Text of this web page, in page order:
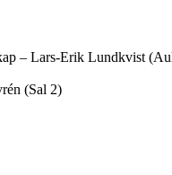
– Lars-Erik Lundkvist
(Sal 2)